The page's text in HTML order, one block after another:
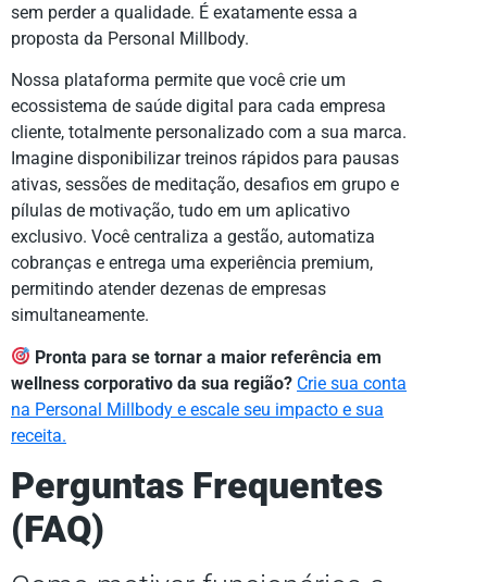
sem perder a qualidade. É exatamente essa a
proposta da Personal Millbody.
Nossa plataforma permite que você crie um
ecossistema de saúde digital para cada empresa
cliente, totalmente personalizado com a sua marca.
Imagine disponibilizar treinos rápidos para pausas
ativas, sessões de meditação, desafios em grupo e
pílulas de motivação, tudo em um aplicativo
exclusivo. Você centraliza a gestão, automatiza
cobranças e entrega uma experiência premium,
permitindo atender dezenas de empresas
simultaneamente.
Pronta para se tornar a maior referência em
wellness corporativo da sua região? Crie sua conta
na Personal Millbody e escale seu impacto e sua
receita.
Perguntas Frequentes
(FAQ)